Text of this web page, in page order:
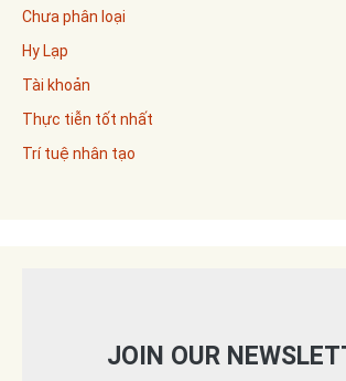
Chưa phân loại
Hy Lạp
Tài khoản
Thực tiễn tốt nhất
Trí tuệ nhân tạo
JOIN OUR